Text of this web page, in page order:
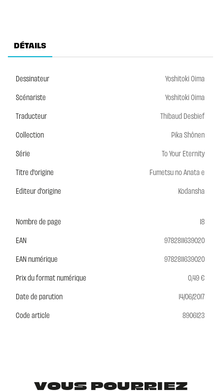
DÉTAILS
Dessinateur
Yoshitoki Oima
Scénariste
Yoshitoki Oima
Traducteur
Thibaud Desbief
Collection
Pika Shônen
Série
To Your Eternity
Titre d'origine
Fumetsu no Anata e
Editeur d'origine
Kodansha
Nombre de page
18
EAN
9782811639020
EAN numérique
9782811639020
Prix du format numérique
0,49 €
Date de parution
14/06/2017
Code article
8906123
VOUS POURRIEZ